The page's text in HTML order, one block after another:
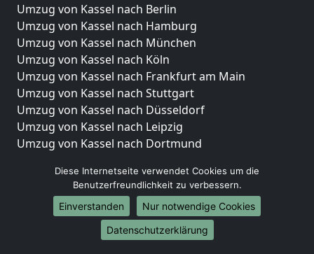
Umzug von Kassel nach Berlin
Umzug von Kassel nach Hamburg
Umzug von Kassel nach München
Umzug von Kassel nach Köln
Umzug von Kassel nach Frankfurt am Main
Umzug von Kassel nach Stuttgart
Umzug von Kassel nach Düsseldorf
Umzug von Kassel nach Leipzig
Umzug von Kassel nach Dortmund
Umzug von Kassel nach Bremen
Umzug von Kassel nach Dresden
Umzug von Kassel nach Hannover
Umzug von Kassel nach Nürnberg
Umzug von Kassel nach Duisburg
Diese Internetseite verwendet Cookies um die
Benutzerfreundlichkeit zu verbessern.
Einverstanden
Nur notwendige Cookies
Datenschutzerklärung